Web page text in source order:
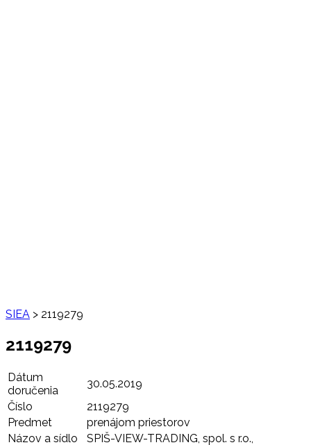
SIEA > 2119279
2119279
Dátum
doručenia
30.05.2019
Číslo
2119279
Predmet
prenájom priestorov
Názov a sídlo
SPIŠ-VIEW-TRADING, spol. s r.o.,